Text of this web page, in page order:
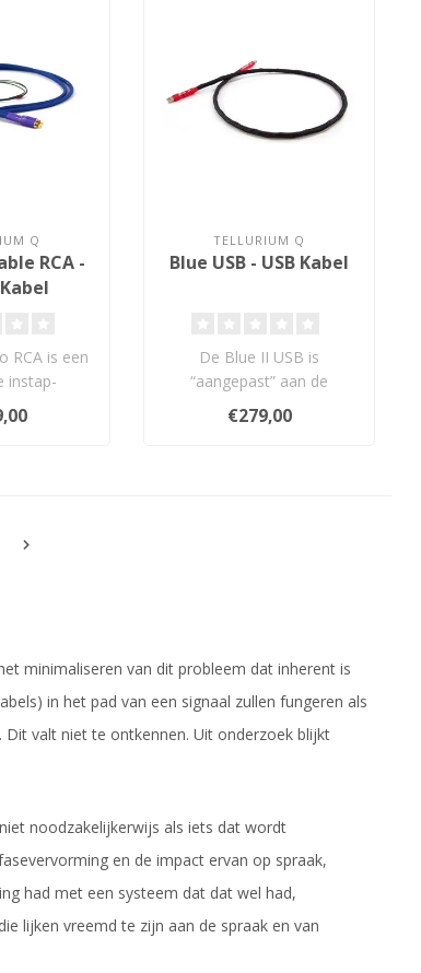
Q
RCA -
RCA is een
instap-
voor je
zoals..
TELLURIUM Q
Blue USB - USB Kabel
De Blue II USB is
“aangepast” aan de
originele, meermaals
bekroonde versie. ..
€279,00
minimaliseren van dit probleem dat inherent is
in het pad van een signaal zullen fungeren als
valt niet te ontkennen. Uit onderzoek blijkt
noodzakelijkerwijs als iets dat wordt
en de impact ervan op spraak,
had met een systeem dat dat wel had,
lijken vreemd te zijn aan de spraak en van